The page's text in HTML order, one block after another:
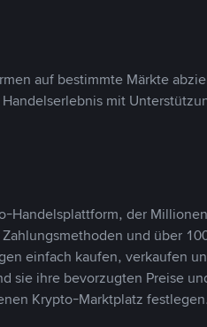
auf bestimmte Märkte
mit
Handelsplattform, der
und über
einfach kaufen, verkaufen
sie ihre bevorzugten Preise
Krypto-Marktplatz festlegen.